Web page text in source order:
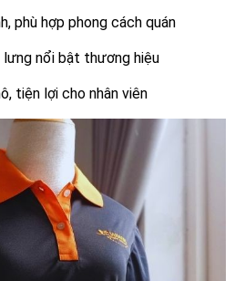
phù hợp phong cách quán
nổi bật thương hiệu
tiện lợi cho nhân viên